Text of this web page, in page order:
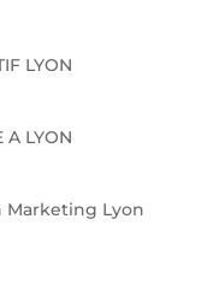
LYON
A LYON
Marketing Lyon